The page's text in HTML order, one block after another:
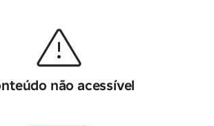
não acessível